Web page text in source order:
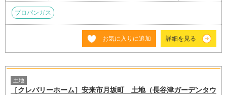
プロパンガス
お気に入りに追加 詳細を見る
土地
［クレバリーホーム］安来市月坂町 土地（長谷津ガーデンタウ